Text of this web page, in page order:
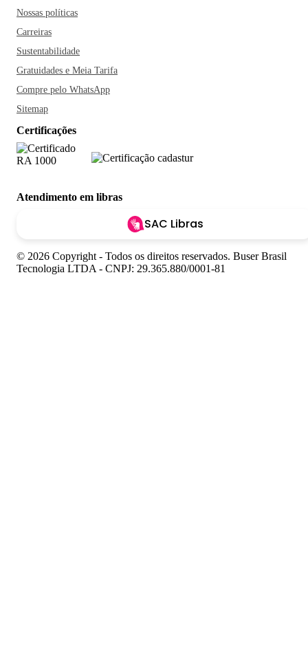
Nossas políticas
Carreiras
Sustentabilidade
Gratuidades e Meia Tarifa
Compre pelo WhatsApp
Sitemap
Certificações
Atendimento em libras
SAC Libras
© 2026 Copyright - Todos os direitos reservados. Buser Brasil
Tecnologia LTDA - CNPJ: 29.365.880/0001-81